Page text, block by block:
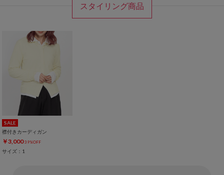
スタイリング商品
SALE
襟付きカーディガン
￥3,000 39%OFF
サイズ：1